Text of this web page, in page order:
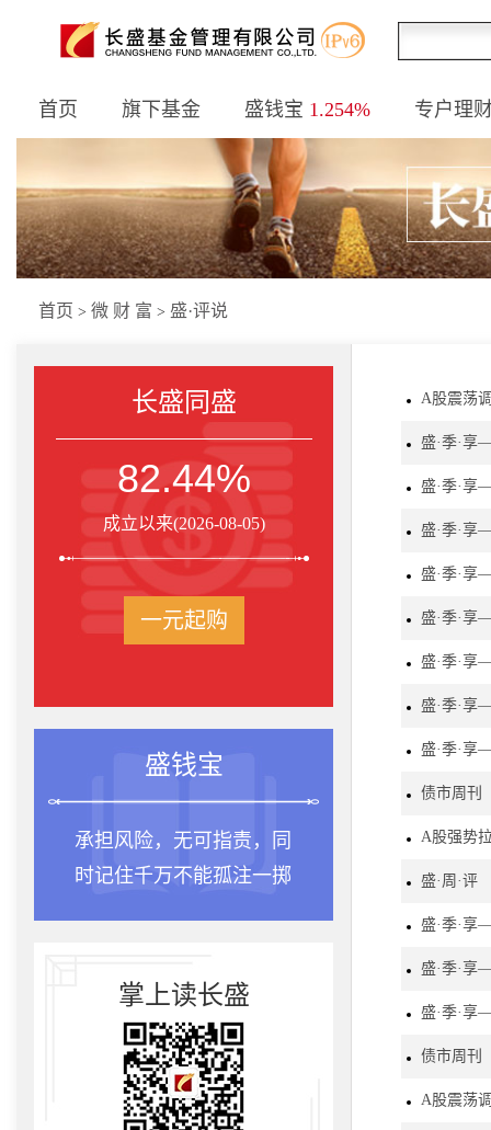
首页 旗下基金 盛钱宝 1.254% 专户理
首页 > 微 财 富 > 盛·评说
长盛同盛
82.44%
成立以来(2026-08-05)
一元起购
盛钱宝
承担风险，无可指责，同
时记住千万不能孤注一掷
投
种一棵树
是十年前
掌上读长盛
A股震荡
盛·季·享
盛·季·享
盛·季·享
盛·季·享
盛·季·享
盛·季·享
盛·季·享
盛·季·享
债市周刊
A股强势
盛·周·评
盛·季·享
盛·季·享
盛·季·享
债市周刊
A股震荡